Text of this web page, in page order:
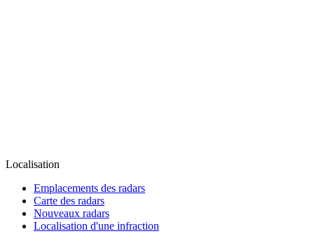
Localisation
Emplacements des radars
Carte des radars
Nouveaux radars
Localisation d'une infraction